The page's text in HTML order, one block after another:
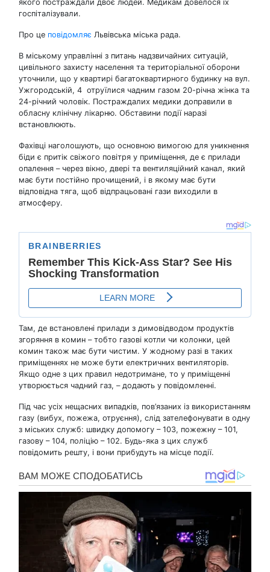
якого постраждали двоє людей. Медикам довелося їх
госпіталізували.
Про це повідомляє Львівська міська рада.
В міському управлінні з питань надзвичайних ситуацій,
цивільного захисту населення та територіальної оборони
уточнили, що у квартирі багатоквартирного будинку на вул.
Ужгородській, 4 отруїлися чадним газом 20-річна жінка та
24-річний чоловік. Постраждалих медики доправили в
обласну клінічну лікарню. Обставини події наразі
встановлюють.
Фахівці наголошують, що основною вимогою для уникнення
біди є притік свіжого повітря у приміщення, де є прилади
опалення – через вікно, двері та вентиляційний канал, який
має бути постійно прочищений, і в якому має бути
відповідна тяга, щоб відпрацьовані гази виходили в
атмосферу.
Там, де встановлені прилади з димовідводом продуктів
згоряння в комин – тобто газові котли чи колонки, цей
комин також має бути чистим. У жодному разі в таких
приміщеннях не може бути електричних вентиляторів.
Якщо одне з цих правил недотримане, то у приміщенні
утворюється чадний газ, – додають у повідомленні.
Під час усіх нещасних випадків, пов’язаних із використанням
газу (вибух, пожежа, отруєння), слід зателефонувати в одну
з міських служб: швидку допомогу – 103, пожежну – 101,
газову – 104, поліцію – 102. Будь-яка з цих служб
повідомить решту, і вони прибудуть на місце події.